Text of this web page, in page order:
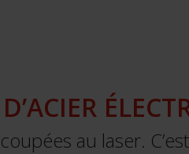
au laser.